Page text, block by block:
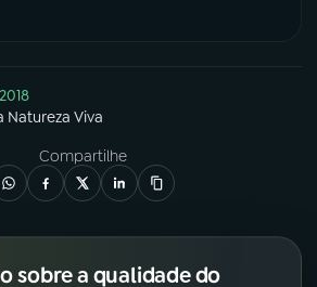
Natureza Viva
Compartilhe
sobre a qualidade do